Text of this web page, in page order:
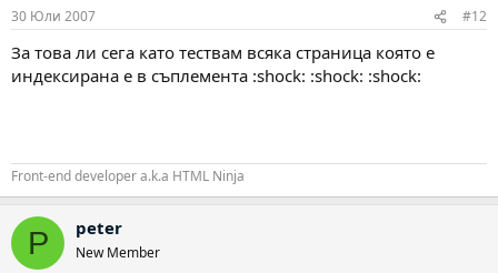
30 Юли 2007 #12
За това ли сега като тествам всяка страница която е
индексирана е в съплемента :shock: :shock: :shock:
Front-end developer a.k.a HTML Ninja
P peter
New Member